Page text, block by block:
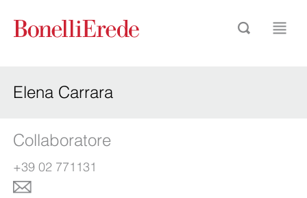
Elena Carrara
Collaboratore
+39 02 771131